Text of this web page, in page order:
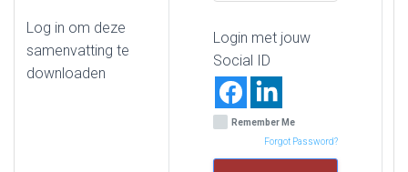
Log in om deze
samenvatting te
downloaden
Login met jouw
Social ID
Remember Me
Forgot Password?